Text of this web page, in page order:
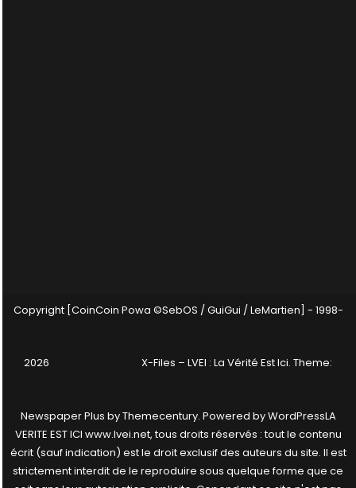
Copyright [CoinCoin Powa ©SebOS / GuiGui / LeMartien] - 1998-
2026 X-Files – LVEI : La Vérité Est Ici. Theme:
Newspaper Plus byThemecentury. Powered byWordPressLA
VERITE EST ICI www.lvei.net, tous droits réservés : tout le contenu
écrit (sauf indication) est le droit exclusif des auteurs du site. Il est
strictement interdit de le reproduire sous quelque forme que ce